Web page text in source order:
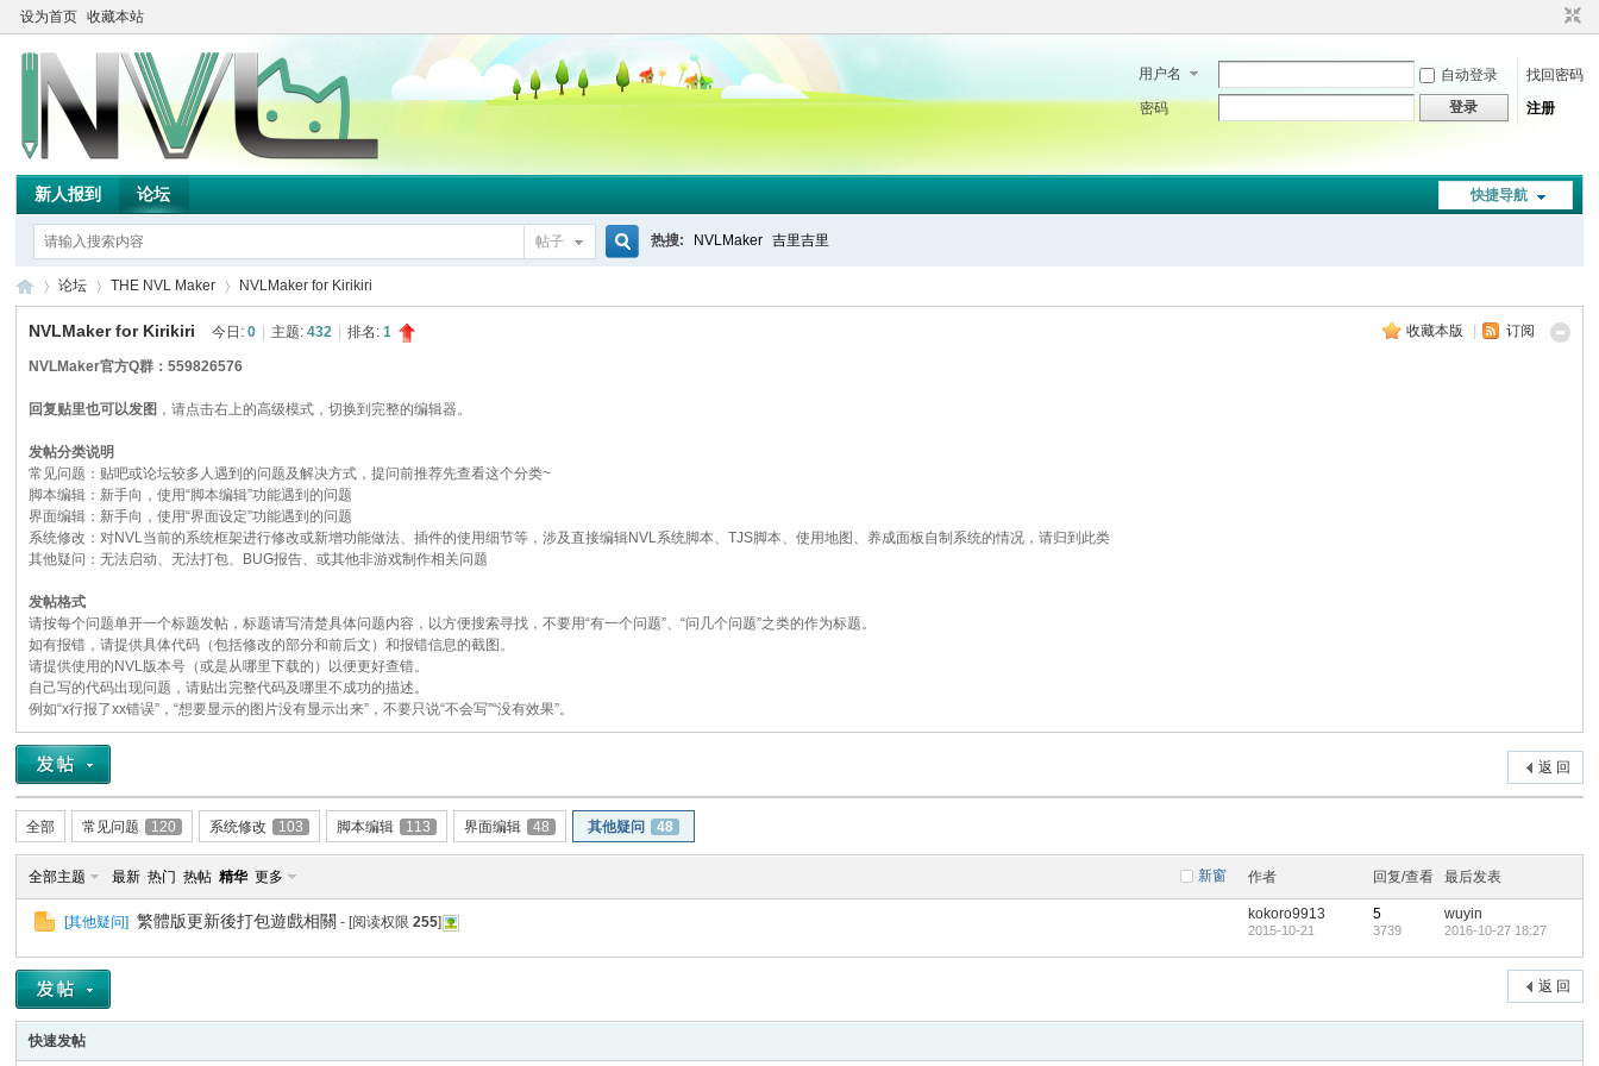
设为首页 收藏本站
用户名 自动登录
找回密码
密码
登录 注册
快捷导航
新人报到 论坛
帖子 热搜: NVLMaker 吉里吉里
论坛 THE NVL Maker NVLMaker for Kirikiri
收藏本版 订阅
NVLMaker for Kirikiri 今日:0 主题:432 排名:1
NVLMaker官方Q群：559826576
回复贴里也可以发图 ，请点击右上的高级模式，切换到完整的编辑器。
发帖分类说明
常见问题：贴吧或论坛较多人遇到的问题及解决方式，提问前推荐先查看这个分类~
脚本编辑：新手向，使用“脚本编辑”功能遇到的问题
界面编辑：新手向，使用“界面设定”功能遇到的问题
系统修改：对NVL当前的系统框架进行修改或新增功能做法、插件的使用细节等，涉及直接编辑NVL系统脚本、TJS脚本、使用地图、养成面板自制系统的情况，请归到此类
其他疑问：无法启动、无法打包、BUG报告、或其他非游戏制作相关问题
发帖格式
请按每个问题单开一个标题发帖，标题请写清楚具体问题内容，以方便搜索寻找，不要用“有一个问题”、“问几个问题”之类的作为标题。
如有报错，请提供具体代码（包括修改的部分和前后文）和报错信息的截图。
请提供使用的NVL版本号（或是从哪里下载的）以便更好查错。
自己写的代码出现问题，请贴出完整代码及哪里不成功的描述。
例如“x行报了xx错误”，“想要显示的图片没有显示出来”，不要只说“不会写”“没有效果”。
返 回
全部 常见问题 120 系统修改 103 脚本编辑 113 界面编辑 48 其他疑问 48
新窗
全部主题 最新 热门 热帖 精华 更多 作者 回复/查看 最后发表
[其他疑问] - [阅读权限255] kokoro9913
2015-10-21
5
3739
wuyin
2016-10-27 18:27
返 回
快速发帖